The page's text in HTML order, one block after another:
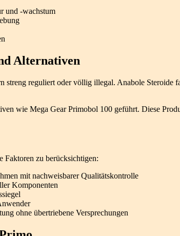
und -wachstum
Alternativen
reguliert oder völlig illegal. Anabole Steroide
wie Mega Gear Primobol 100 geführt. Diese
zu berücksichtigen:
mit nachweisbarer Qualitätskontrolle
Komponenten
ohne übertriebene Versprechungen